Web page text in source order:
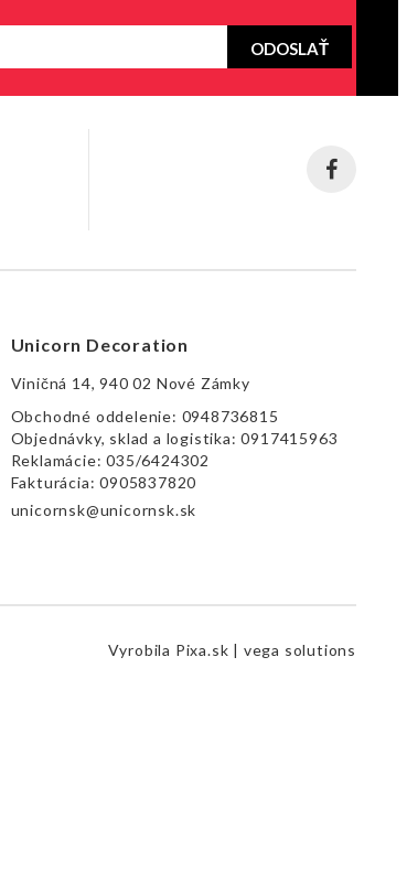
ODOSLAŤ
Unicorn Decoration
Viničná 14, 940 02 Nové Zámky
Obchodné oddelenie: 0948736815
Objednávky, sklad a logistika:0917415963
Reklamácie:035/6424302
Fakturácia:0905837820
unicornsk@unicornsk.sk
Vyrobila Pixa.sk | vega solutions